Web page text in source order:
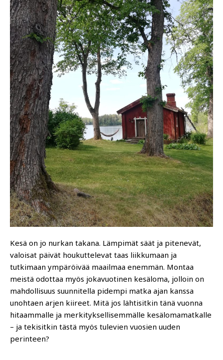
Kesä on jo nurkan takana. Lämpimät säät ja pitenevät,
valoisat päivät houkuttelevat taas liikkumaan ja
tutkimaan ympäröivää maailmaa enemmän. Montaa
meistä odottaa myös jokavuotinen kesäloma, jolloin on
mahdollisuus suunnitella pidempi matka ajan kanssa
unohtaen arjen kiireet. Mitä jos lähtisitkin tänä vuonna
hitaammalle ja merkityksellisemmälle kesälomamatkalle
– ja tekisitkin tästä myös tulevien vuosien uuden
perinteen?